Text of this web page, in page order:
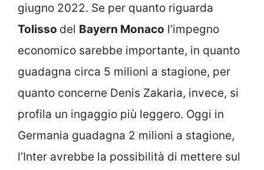
giugno 2022. Se per quanto riguarda
Tolisso del Bayern Monaco l’impegno
economico sarebbe importante, in quanto
guadagna circa 5 milioni a stagione, per
quanto concerne Denis Zakaria, invece, si
profila un ingaggio più leggero. Oggi in
Germania guadagna 2 milioni a stagione,
l’Inter avrebbe la possibilità di mettere sul